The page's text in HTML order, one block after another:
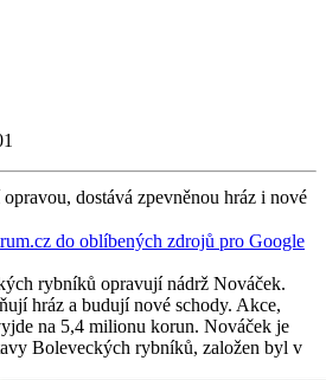
dostává zpevněnou hráz i nové
do oblíbených zdrojů pro Google
rybníků opravují nádrž Nováček.
hráz a budují nové schody. Akce,
na 5,4 milionu korun. Nováček je
Boleveckých rybníků, založen byl v